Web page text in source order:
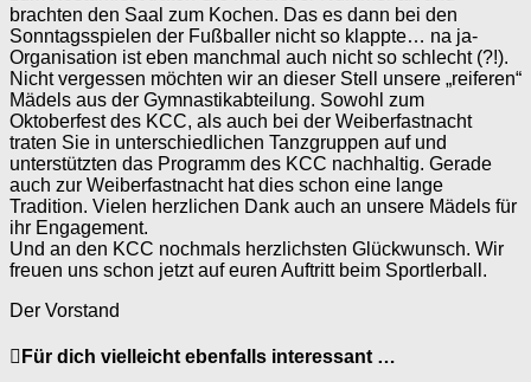
brachten den Saal zum Kochen. Das es dann bei den
Sonntagsspielen der Fußballer nicht so klappte… na ja-
Organisation ist eben manchmal auch nicht so schlecht (?!).
Nicht vergessen möchten wir an dieser Stell unsere „reiferen“
Mädels aus der Gymnastikabteilung. Sowohl zum
Oktoberfest des KCC, als auch bei der Weiberfastnacht
traten Sie in unterschiedlichen Tanzgruppen auf und
unterstützten das Programm des KCC nachhaltig. Gerade
auch zur Weiberfastnacht hat dies schon eine lange
Tradition. Vielen herzlichen Dank auch an unsere Mädels für
ihr Engagement.
Und an den KCC nochmals herzlichsten Glückwunsch. Wir
freuen uns schon jetzt auf euren Auftritt beim Sportlerball.
Der Vorstand
Für dich vielleicht ebenfalls interessant …